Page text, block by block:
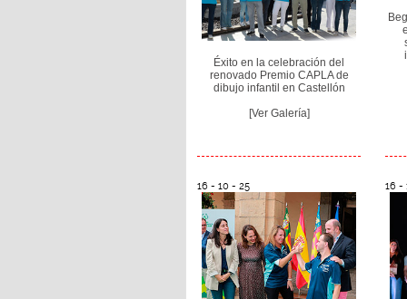
Éxito en la celebración del
renovado Premio CAPLA de
dibujo infantil en Castellón
[Ver Galería]
16 - 10 - 25 16 -